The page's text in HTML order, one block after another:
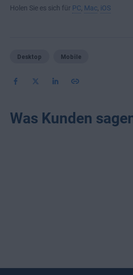
Holen Sie es sich für PC Mac iOS
Desktop Mobile
Was Kunden